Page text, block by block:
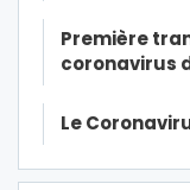
Première
coronavirus
Le